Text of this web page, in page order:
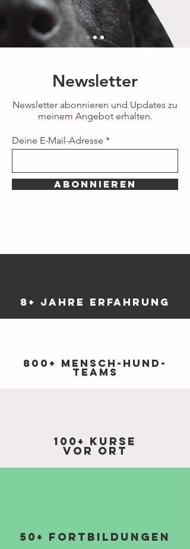
Newsletter
Newsletter abonnieren und Updates zu
meinem Angebot erhalten.
Deine E-Mail-Adresse
Abonnieren
8+ Jahre Erfahrung
800+ Mensch-Hund-
Teams
100+ Kurse
vor Ort
50+ Fortbildungen